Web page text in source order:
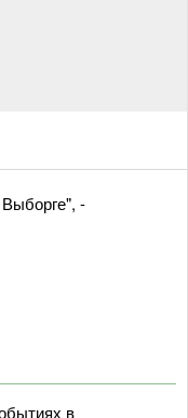
-
в